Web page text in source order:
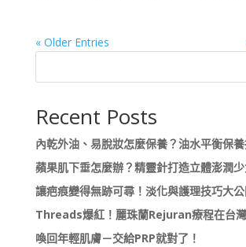
« Older Entries
Recent Posts
內乾外油、易脫妝怎麼保養？油水平衡保
蘋果肌下垂怎麼辦？精靈針打造立體澎潤
讓疤痕變得無跡可尋！淡化與護理技巧大
Threads爆紅！麗珠蘭Rejuran療程在台
喚回年輕肌膚－交給PRP就對了！